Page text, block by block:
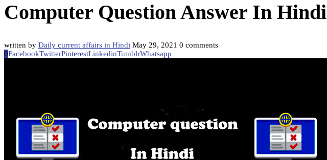
Computer Question Answer In Hindi
written by Daily current affairs in Hindi May 29, 2021 0 comments
0FacebookTwitterPinterestLinkedinTumblrWhatsapp